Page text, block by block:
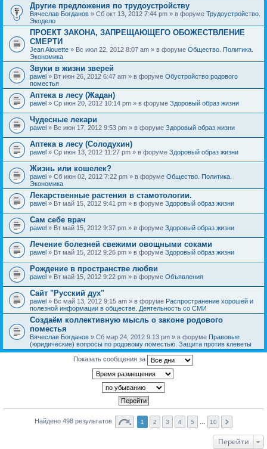
Другие предложения по трудоустройству
Вячеслав Богданов » Сб окт 13, 2012 7:44 pm » в форуме Трудоустройство.
Экодело
ПРОЕКТ ЗАКОНА, ЗАПРЕЩАЮЩЕГО ОБОЖЕСТВЛЕНИЕ
СМЕРТИ
Jean Alouette » Вс июл 22, 2012 8:07 am » в форуме Общество. Политика.
Экономика
Звуки в жизни зверей
pawel » Вт июн 26, 2012 6:47 am » в форуме Обустройство родового
поместья
Аптека в лесу (Жадан)
pawel » Ср июн 20, 2012 10:14 pm » в форуме Здоровый образ жизни
Чудесные лекари
pawel » Вс июн 17, 2012 9:53 pm » в форуме Здоровый образ жизни
Аптека в лесу (Солодухин)
pawel » Ср июн 13, 2012 11:27 pm » в форуме Здоровый образ жизни
Жизнь или кошелек?
pawel » Сб июн 02, 2012 7:22 pm » в форуме Общество. Политика.
Экономика
Лекарственные растения в стамотологии.
pawel » Вт май 15, 2012 9:41 pm » в форуме Здоровый образ жизни
Сам себе врач
pawel » Вт май 15, 2012 9:37 pm » в форуме Здоровый образ жизни
Лечение болезней свежими овощными соками
pawel » Вт май 15, 2012 9:26 pm » в форуме Здоровый образ жизни
Рождение в пространстве любви
pawel » Вт май 15, 2012 9:22 pm » в форуме Объявления
Сайт "Русский дух"
pawel » Вс май 13, 2012 9:15 am » в форуме Распространение хорошей и
полезной информации в обществе. Деятельность со СМИ
Создаём коллективную мысль о законе родового
поместья
Вячеслав Богданов » Сб мар 24, 2012 9:13 pm » в форуме Правовые
(юридические) вопросы по родовому поместью. Защита против клеветы
Показать сообщения за
Найдено 498 результатов 1 2 3 4 5 10
Перейти